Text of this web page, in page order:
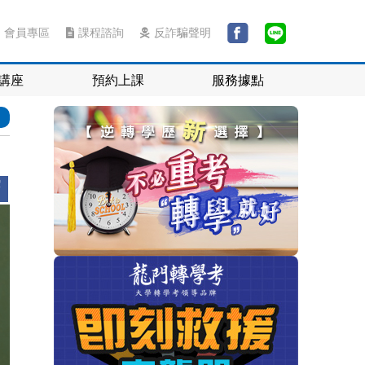
會員專區 課程諮詢 反詐騙聲明
座 預約上課 服務據點